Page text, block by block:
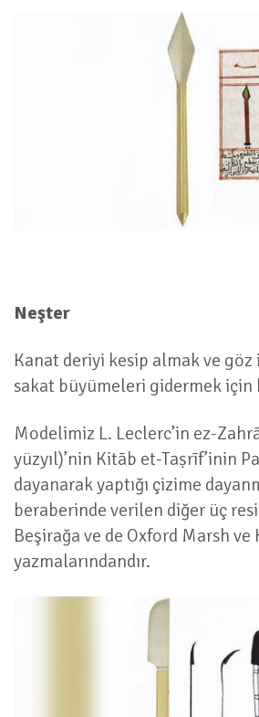
Neşter
Kanat deriyi kesip almak ve göz
sakat büyümeleri gidermek için
Modelimiz L. Leclerc’in ez-
yüzyıl)’nin Kitāb et-Taṣrīf’inin
dayanarak yaptığı çizime
beraberinde verilen diğer üç
Beşirağa ve de Oxford Marsh
yazmalarındandır.